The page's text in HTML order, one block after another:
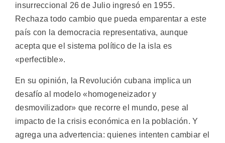
insurreccional 26 de Julio ingresó en 1955.
Rechaza todo cambio que pueda emparentar a este
país con la democracia representativa, aunque
acepta que el sistema político de la isla es
«perfectible».
En su opinión, la Revolución cubana implica un
desafío al modelo «homogeneizador y
desmovilizador» que recorre el mundo, pese al
impacto de la crisis económica en la población. Y
agrega una advertencia: quienes intenten cambiar el